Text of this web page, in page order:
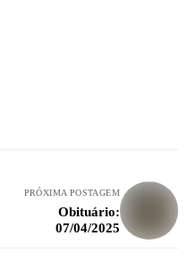
PRÓXIMA POSTAGEM
Obituário:
07/04/2025